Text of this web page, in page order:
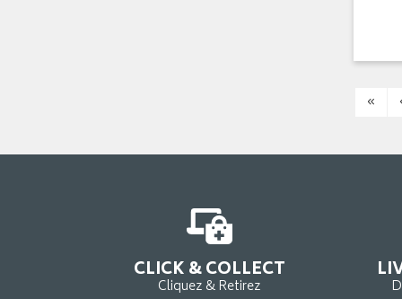
«
CLICK & COLLECT
Cliquez & Retirez